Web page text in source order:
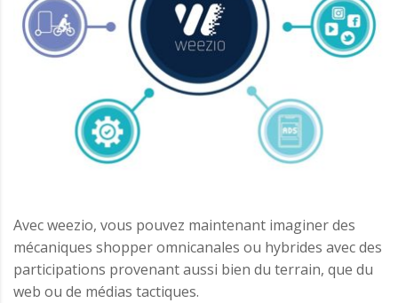
Avec weezio, vous pouvez maintenant imaginer des
mécaniques shopper omnicanales ou hybrides avec des
participations provenant aussi bien du terrain, que du
web ou de médias tactiques.